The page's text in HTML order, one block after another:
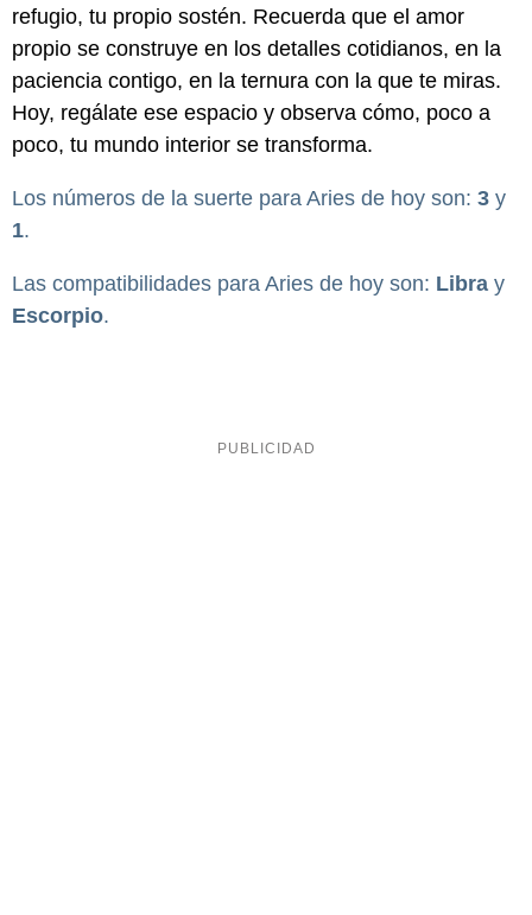
refugio, tu propio sostén. Recuerda que el amor
propio se construye en los detalles cotidianos, en la
paciencia contigo, en la ternura con la que te miras.
Hoy, regálate ese espacio y observa cómo, poco a
poco, tu mundo interior se transforma.
Los números de la suerte para Aries de hoy son: 3 y
1.
Las compatibilidades para Aries de hoy son: Libra y
Escorpio.